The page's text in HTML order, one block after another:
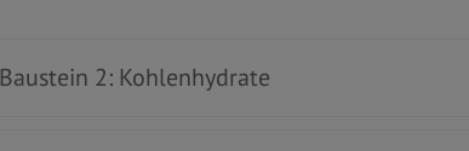
Baustein 2: Kohlenhydrate